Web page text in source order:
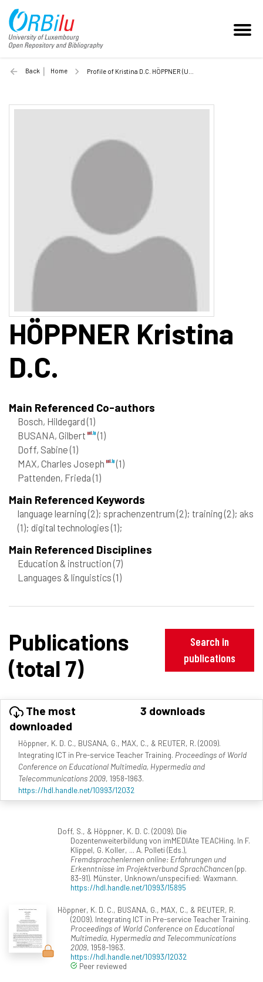
Back Home Profile of Kristina D.C. HÖPPNER (Unilu)
HÖPPNER Kristina
D.C.
Main Referenced Co-authors
Bosch, Hildegard(1)
BUSANA, Gilbert
(1)
Doff, Sabine(1)
MAX, Charles Joseph
(1)
Pattenden, Frieda(1)
Main Referenced Keywords
language learning(2); sprachenzentrum(2); training(2); aks
(1); digital technologies(1);
Main Referenced Disciplines
Education & instruction(7)
Languages & linguistics(1)
Publications
(total 7)
Search in
publications
The most
downloaded
3 downloads
Höppner, K. D. C., BUSANA, G., MAX, C., & REUTER, R. (2009).
Integrating ICT in Pre-service Teacher Training. Proceedings of World
Conference on Educational Multimedia, Hypermedia and
Telecommunications 2009, 1958-1963.
https://hdl.handle.net/10993/12032
Doff, S., & Höppner, K. D. C. (2009). Die
Dozentenweiterbildung von imMEDIAte TEACHing. In F.
Klippel, G. Koller, ... A. Polleti (Eds.),
Fremdsprachenlernen online: Erfahrungen und
Erkenntnisse im Projektverbund SprachChancen(pp.
83-91). Münster, Unknown/unspecified: Waxmann.
https://hdl.handle.net/10993/15895
Höppner, K. D. C., BUSANA, G., MAX, C., & REUTER, R.
(2009). Integrating ICT in Pre-service Teacher Training.
Proceedings of World Conference on Educational
Multimedia, Hypermedia and Telecommunications
2009, 1958-1963.
https://hdl.handle.net/10993/12032
Peer reviewed